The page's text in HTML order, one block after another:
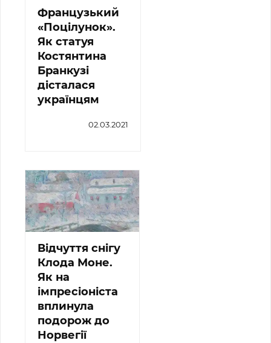
Французький
«Поцілунок».
Як статуя
Костянтина
Бранкузі
дісталася
українцям
02.03.2021
Відчуття снігу
Клода Моне.
Як на
імпресіоніста
вплинула
подорож до
Норвегії